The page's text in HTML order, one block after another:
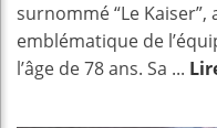
surnommé “Le
emblématique de
l’âge de 78 ans. Sa ...